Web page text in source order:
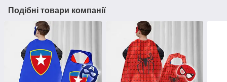
Подібні товари компанії